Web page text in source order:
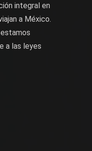
integral en
a México.
a las leyes